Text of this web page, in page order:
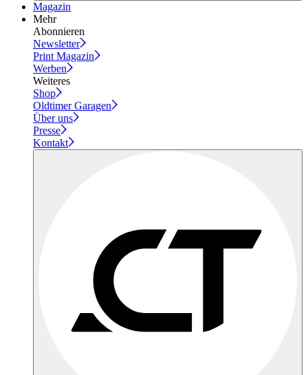
Magazin
Mehr
Abonnieren
Newsletter
Print Magazin
Werben
Weiteres
Shop
Oldtimer Garagen
Über uns
Presse
Kontakt